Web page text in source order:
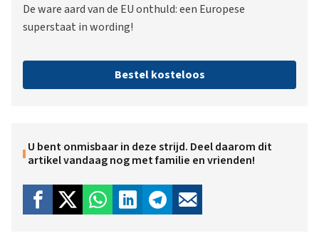
De ware aard van de EU onthuld: een Europese
superstaat in wording!
Bestel kosteloos
U bent onmisbaar in deze strijd. Deel daarom dit
artikel vandaag nog met familie en vrienden!